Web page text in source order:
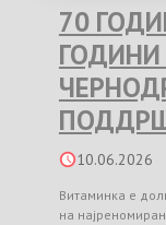
70
10.06.2026
Витаминка е
на